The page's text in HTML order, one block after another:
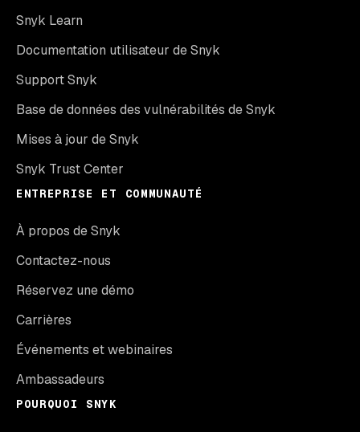
Snyk Learn
Documentation utilisateur de Snyk
Support Snyk
Base de données des vulnérabilités de Snyk
Mises à jour de Snyk
Snyk Trust Center
ENTREPRISE ET COMMUNAUTÉ
À propos de Snyk
Contactez-nous
Réservez une démo
Carrières
Événements et webinaires
Ambassadeurs
POURQUOI SNYK